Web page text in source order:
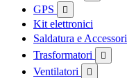
GPS 
Kit elettronici
Saldatura e Accessori
Trasformatori 
Ventilatori 